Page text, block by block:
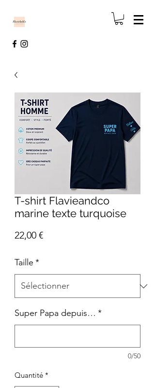
T-shirt Flavieandco
marine texte turquoise
22,00 €Prix
Taille *
Super Papa depuis… *
0/50
Quantité *